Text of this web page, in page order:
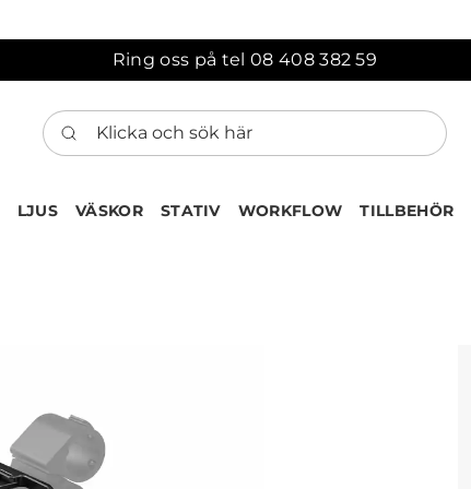
Ring oss på tel 08 408 382 59
Klicka och sök här
LJUS VÄSKOR STATIV WORKFLOW TILLBEHÖR
Köps ofta tillsammans med